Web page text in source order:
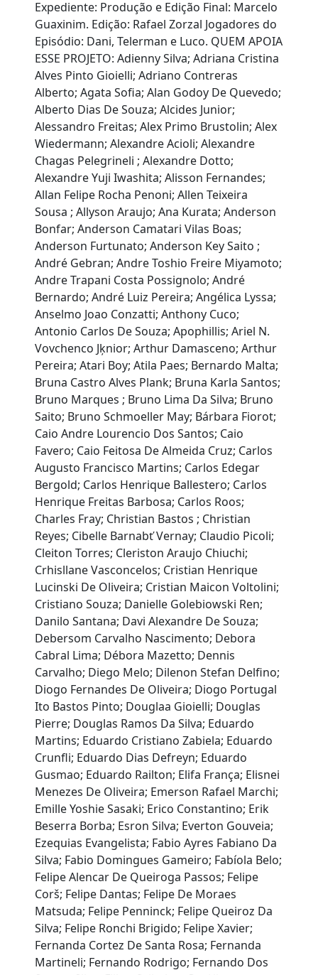
Expediente: Produção e Edição Final: Marcelo
Guaxinim. Edição: Rafael Zorzal Jogadores do
Episódio: Dani, Telerman e Luco. QUEM APOIA
ESSE PROJETO: Adienny Silva; Adriana Cristina
Alves Pinto Gioielli; Adriano Contreras
Alberto; Agata Sofia; Alan Godoy De Quevedo;
Alberto Dias De Souza; Alcides Junior;
Alessandro Freitas; Alex Primo Brustolin; Alex
Wiedermann; Alexandre Acioli; Alexandre
Chagas Pelegrineli ; Alexandre Dotto;
Alexandre Yuji Iwashita; Alisson Fernandes;
Allan Felipe Rocha Penoni; Allen Teixeira
Sousa ; Allyson Araujo; Ana Kurata; Anderson
Bonfar; Anderson Camatari Vilas Boas;
Anderson Furtunato; Anderson Key Saito ;
André Gebran; Andre Toshio Freire Miyamoto;
Andre Trapani Costa Possignolo; André
Bernardo; André Luiz Pereira; Angélica Lyssa;
Anselmo Joao Conzatti; Anthony Cuco;
Antonio Carlos De Souza; Apophillis; Ariel N.
Vovchenco Jķnior; Arthur Damasceno; Arthur
Pereira; Atari Boy; Atila Paes; Bernardo Malta;
Bruna Castro Alves Plank; Bruna Karla Santos;
Bruno Marques ; Bruno Lima Da Silva; Bruno
Saito; Bruno Schmoeller May; Bárbara Fiorot;
Caio Andre Lourencio Dos Santos; Caio
Favero; Caio Feitosa De Almeida Cruz; Carlos
Augusto Francisco Martins; Carlos Edegar
Bergold; Carlos Henrique Ballestero; Carlos
Henrique Freitas Barbosa; Carlos Roos;
Charles Fray; Christian Bastos ; Christian
Reyes; Cibelle Barnabť Vernay; Claudio Picoli;
Cleiton Torres; Cleriston Araujo Chiuchi;
Crhisllane Vasconcelos; Cristian Henrique
Lucinski De Oliveira; Cristian Maicon Voltolini;
Cristiano Souza; Danielle Golebiowski Ren;
Danilo Santana; Davi Alexandre De Souza;
Debersom Carvalho Nascimento; Debora
Cabral Lima; Débora Mazetto; Dennis
Carvalho; Diego Melo; Dilenon Stefan Delfino;
Diogo Fernandes De Oliveira; Diogo Portugal
Ito Bastos Pinto; Douglaa Gioielli; Douglas
Pierre; Douglas Ramos Da Silva; Eduardo
Martins; Eduardo Cristiano Zabiela; Eduardo
Crunfli; Eduardo Dias Defreyn; Eduardo
Gusmao; Eduardo Railton; Elifa França; Elisnei
Menezes De Oliveira; Emerson Rafael Marchi;
Emille Yoshie Sasaki; Erico Constantino; Erik
Beserra Borba; Esron Silva; Everton Gouveia;
Ezequias Evangelista; Fabio Ayres Fabiano Da
Silva; Fabio Domingues Gameiro; Fabíola Belo;
Felipe Alencar De Queiroga Passos; Felipe
Corš; Felipe Dantas; Felipe De Moraes
Matsuda; Felipe Penninck; Felipe Queiroz Da
Silva; Felipe Ronchi Brigido; Felipe Xavier;
Fernanda Cortez De Santa Rosa; Fernanda
Martineli; Fernando Rodrigo; Fernando Dos